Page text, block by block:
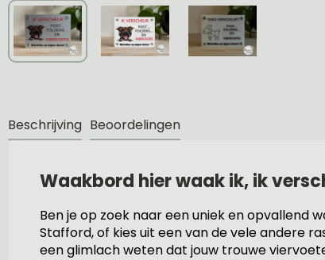
Beschrijving Beoordelingen
Waakbord hier waak ik, ik
Ben je op zoek naar een uniek en opvallend
Stafford, of kies uit een van de vele andere
een glimlach weten dat jouw trouwe